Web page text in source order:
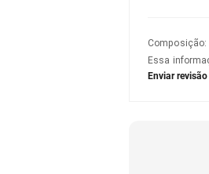
Composição:
Essa
Enviar revisão